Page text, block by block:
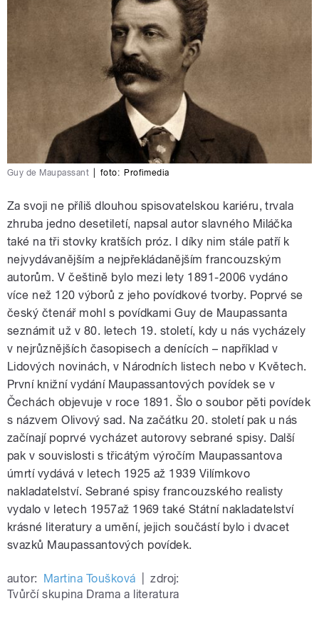
Guy de Maupassant foto: Profimedia
Za svoji ne příliš dlouhou spisovatelskou kariéru, trvala
zhruba jedno desetiletí, napsal autor slavného Miláčka
také na tři stovky kratších próz. I díky nim stále patří k
nejvydávanějším a nejpřekládanějším francouzským
autorům. V češtině bylo mezi lety 1891-2006 vydáno
více než 120 výborů z jeho povídkové tvorby. Poprvé se
český čtenář mohl s povídkami Guy de Maupassanta
seznámit už v 80. letech 19. století, kdy u nás vycházely
v nejrůznějších časopisech a denících – například v
Lidových novinách, v Národních listech nebo v Květech.
První knižní vydání Maupassantových povídek se v
Čechách objevuje v roce 1891. Šlo o soubor pěti povídek
s názvem Olivový sad. Na začátku 20. století pak u nás
začínají poprvé vycházet autorovy sebrané spisy. Další
pak v souvislosti s třicátým výročím Maupassantova
úmrtí vydává v letech 1925 až 1939 Vilímkovo
nakladatelství. Sebrané spisy francouzského realisty
vydalo v letech 1957až 1969 také Státní nakladatelství
krásné literatury a umění, jejich součástí bylo i dvacet
svazků Maupassantových povídek.
autor: Martina Toušková
zdroj:
Tvůrčí skupina Drama a literatura